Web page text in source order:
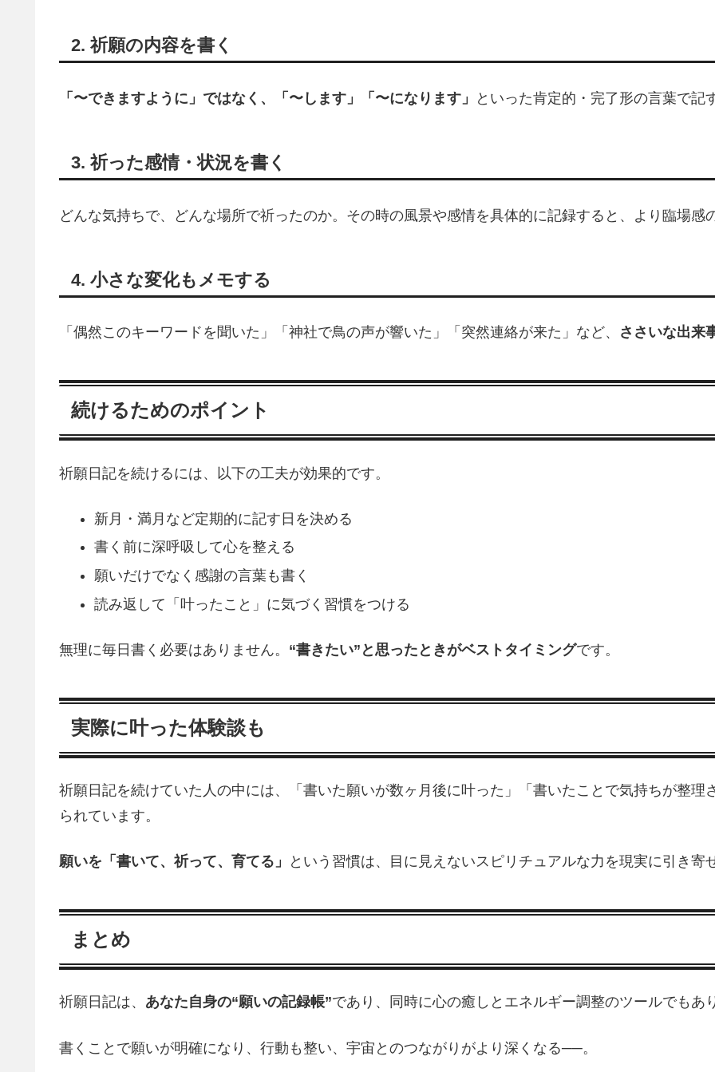
2. 祈願の内容を書く
「〜できますように」ではなく、「〜します」「〜になります」 といった肯定的・完了形の言葉で記
3. 祈った感情・状況を書く
どんな気持ちで、どんな場所で祈ったのか。その時の風景や感情を具体的に記録すると、より臨場感
4. 小さな変化もメモする
「偶然このキーワードを聞いた」「神社で鳥の声が響いた」「突然連絡が来た」など、 ささいな出来
続けるためのポイント
祈願日記を続けるには、以下の工夫が効果的です。
新月・満月など定期的に記す日を決める
書く前に深呼吸して心を整える
願いだけでなく感謝の言葉も書く
読み返して「叶ったこと」に気づく習慣をつける
無理に毎日書く必要はありません。 “書きたい”と思ったときがベストタイミングです。
実際に叶った体験談も
祈願日記を続けていた人の中には、「書いた願いが数ヶ月後に叶った」「書いたことで気持ちが整
られています。
願いを「書いて、祈って、育てる」 という習慣は、目に見えないスピリチュアルな力を現実に引き寄
まとめ
祈願日記は、 あなた自身の“願いの記録帳”であり、同時に心の癒しとエネルギー調整のツールでもあ
書くことで願いが明確になり、行動も整い、宇宙とのつながりがより深くなる──。